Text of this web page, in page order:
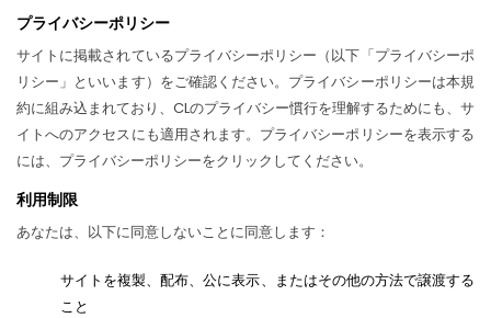
プライバシーポリシー
サイトに掲載されているプライバシーポリシー（以下「プライバシーポ
リシー」といいます）をご確認ください。プライバシーポリシーは本規
約に組み込まれており、CLのプライバシー慣行を理解するためにも、サ
イトへのアクセスにも適用されます。プライバシーポリシーを表示する
には、プライバシーポリシーをクリックしてください。
利用制限
あなたは、以下に同意しないことに同意します：
サイトを複製、配布、公に表示、またはその他の方法で譲渡する
こと